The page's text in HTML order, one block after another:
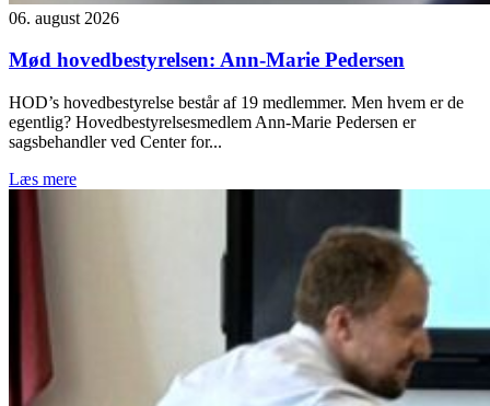
06. august 2026
Mød hovedbestyrelsen: Ann-Marie Pedersen
HOD’s hovedbestyrelse består af 19 medlemmer. Men hvem er de
egentlig? Hovedbestyrelsesmedlem Ann-Marie Pedersen er
sagsbehandler ved Center for...
Læs mere